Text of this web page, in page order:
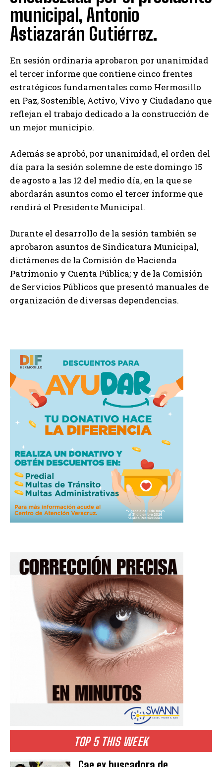
TOP 5 THIS WEEK
municipal, Antonio
Astiazarán Gutiérrez.
En sesión ordinaria aprobaron por unanimidad
el tercer informe que contiene cinco frentes
estratégicos fundamentales como Hermosillo
en Paz, Sostenible, Activo, Vivo y Ciudadano que
reflejan el trabajo dedicado a la construcción de
un mejor municipio.
Además se aprobó, por unanimidad, el orden del
día para la sesión solemne de este domingo 15
de agosto a las 12 del medio día, en la que se
abordarán asuntos como el tercer informe que
rendirá el Presidente Municipal.
Durante el desarrollo de la sesión también se
aprobaron asuntos de Sindicatura Municipal,
dictámenes de la Comisión de Hacienda
Patrimonio y Cuenta Pública; y de la Comisión
de Servicios Públicos que presentó manuales de
organización de diversas dependencias.